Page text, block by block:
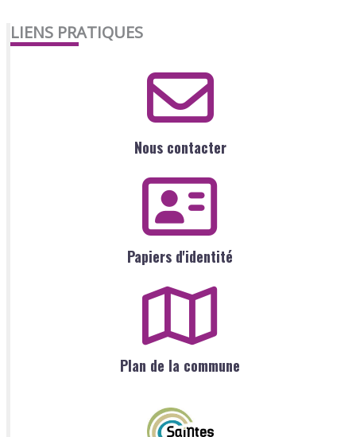
LIENS PRATIQUES
Nous contacter
Papiers d'identité
Plan de la commune